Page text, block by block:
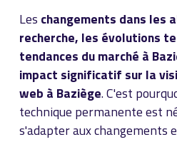
Les changements dans les
recherche, les évolutions
tendances du marché à
impact significatif sur la
web à Baziège. C'est
technique permanente est
s'adapter aux changements